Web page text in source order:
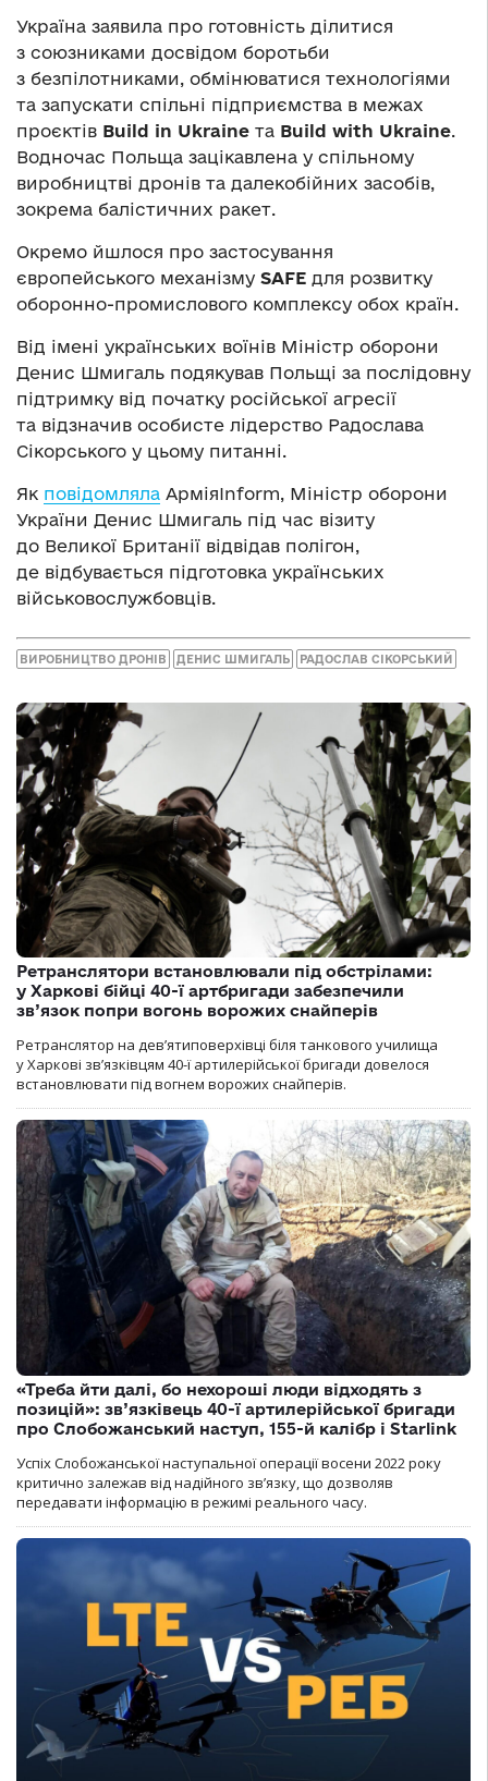
Україна заявила про готовність ділитися
з союзниками досвідом боротьби
з безпілотниками, обмінюватися технологіями
та запускати спільні підприємства в межах
проєктів Build in Ukraine та Build with Ukraine.
Водночас Польща зацікавлена у спільному
виробництві дронів та далекобійних засобів,
зокрема балістичних ракет.
Окремо йшлося про застосування
європейського механізму SAFE для розвитку
оборонно-промислового комплексу обох країн.
Від імені українських воїнів Міністр оборони
Денис Шмигаль подякував Польщі за послідовну
підтримку від початку російської агресії
та відзначив особисте лідерство Радослава
Сікорського у цьому питанні.
Як повідомляла АрміяInform, Міністр оборони
України Денис Шмигаль під час візиту
до Великої Британії відвідав полігон,
де відбувається підготовка українських
військовослужбовців.
ВИРОБНИЦТВО ДРОНІВ ДЕНИС ШМИГАЛЬ РАДОСЛАВ СІКОРСЬКИЙ
Ретранслятори встановлювали під обстрілами:
у Харкові бійці 40-ї артбригади забезпечили
зв’язок попри вогонь ворожих снайперів
Ретранслятор на дев’ятиповерхівці біля танкового училища
у Харкові зв’язківцям 40-ї артилерійської бригади довелося
встановлювати під вогнем ворожих снайперів.
«Треба йти далі, бо нехороші люди відходять з
позицій»: зв’язківець 40-ї артилерійської бригади
про Слобожанський наступ, 155-й калібр і Starlink
Успіх Слобожанської наступальної операції восени 2022 року
критично залежав від надійного зв’язку, що дозволяв
передавати інформацію в режимі реального часу.